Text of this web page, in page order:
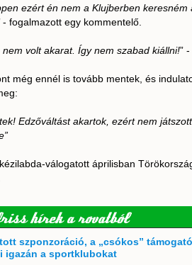
ezért én nem a Klujberben
- fogalmazott egy kommentelő.
nem volt akarat. Így nem szabad kiállni!”
még ennél is tovább mentek, és
Edzőváltást akartok, ezért nem
válogatott áprilisban
hírek a rovatból
szponzoráció, a „csókos”
igazán a sportklubokat